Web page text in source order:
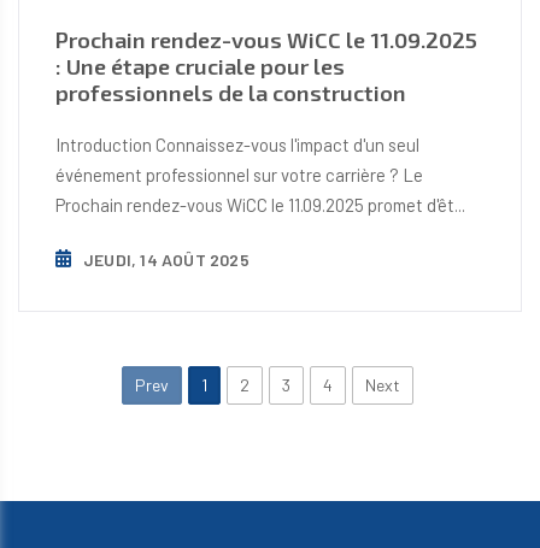
Prochain rendez-vous WiCC le 11.09.2025
: Une étape cruciale pour les
professionnels de la construction
Introduction Connaissez-vous l'impact d'un seul
événement professionnel sur votre carrière ? Le
Prochain rendez-vous WiCC le 11.09.2025 promet d'êt...
JEUDI, 14 AOÛT 2025
Prev 1 2 3 4 Next